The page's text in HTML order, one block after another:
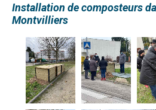
Installation de composteurs
Montvilliers